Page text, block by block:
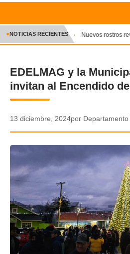
INICIO
CRÓNICA
DEPORTES
POLICIAL
AUDIOS
VIDEOS
GALERIA DE FOTOS
APP MÓVIL
✕
●NOTICIAS RECIENTES Nuevos rostros
EDELMAG y la
invitan al Encendido
13 diciembre, 2024por